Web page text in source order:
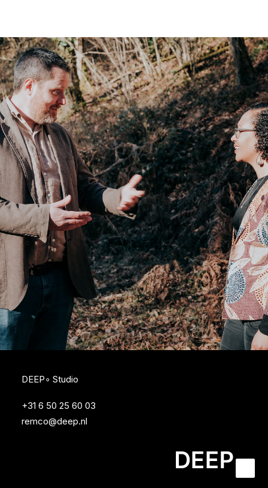
DEEP∘ Studio
+31 6 50 25 60 03
remco@deep.nl